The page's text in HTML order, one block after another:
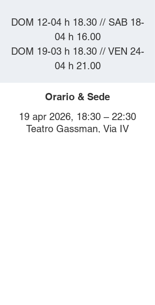
DOM 12-04 h 18.30 // SAB 18-
04 h 16.00
DOM 19-03 h 18.30 // VEN 24-
04 h 21.00
Orario & Sede
19 apr 2026, 18:30 – 22:30
Teatro Gassman, Via IV